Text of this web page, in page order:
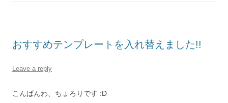
おすすめテンプレートを入れ替えました!!
Leave a reply
こんばんわ、ちょろりです :D